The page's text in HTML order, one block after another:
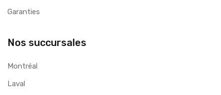
Garanties
Nos succursales
Montréal
Laval